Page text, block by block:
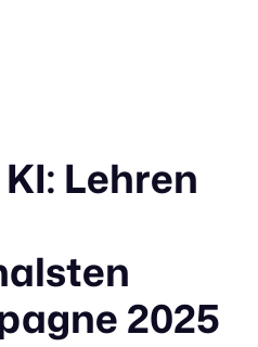
Lehren
2025